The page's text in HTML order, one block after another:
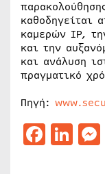
καθοδηγείται
καμερών IP,
και την
και ανάλυση
πραγματικό
Πηγή: